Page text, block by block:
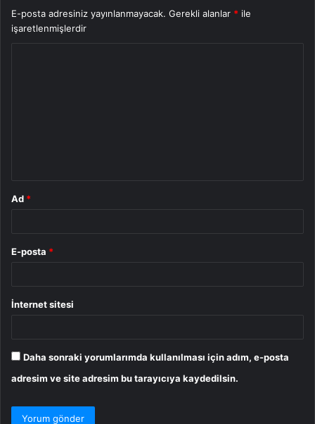
E-posta adresiniz yayınlanmayacak. Gerekli alanlar * ile
işaretlenmişlerdir
Ad *
E-posta *
İnternet sitesi
Daha sonraki yorumlarımda kullanılması için adım, e-posta
adresim ve site adresim bu tarayıcıya kaydedilsin.